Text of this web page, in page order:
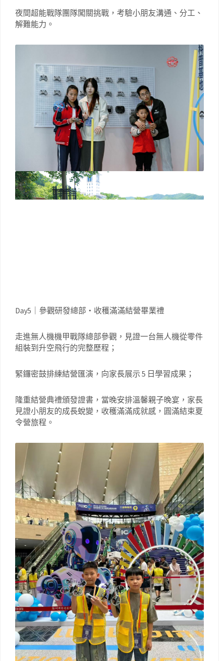
夜間超能戰隊團隊闖關挑戰，考驗小朋友溝通、分工、
解難能力。
Day5｜參觀研發總部・收穫滿滿結營畢業禮
走進無人機機甲戰隊總部參觀，見證一台無人機從零件
組裝到升空飛行的完整歷程；
緊鑼密鼓排練結營匯演，向家長展示 5 日學習成果；
隆重結營典禮頒發證書，當晚安排溫馨親子晚宴，家長
見證小朋友的成長蛻變，收穫滿滿成就感，圓滿結束夏
令營旅程。